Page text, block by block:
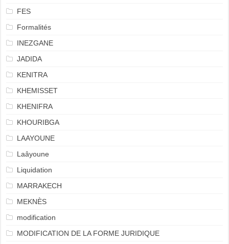
FES
Formalités
INEZGANE
JADIDA
KENITRA
KHEMISSET
KHENIFRA
KHOURIBGA
LAAYOUNE
Laâyoune
Liquidation
MARRAKECH
MEKNÈS
modification
MODIFICATION DE LA FORME JURIDIQUE